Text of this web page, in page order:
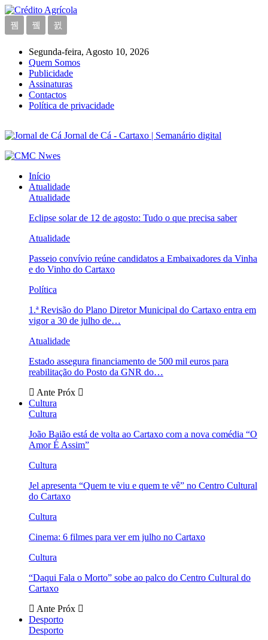
Segunda-feira, Agosto 10, 2026
Quem Somos
Publicidade
Assinaturas
Contactos
Política de privacidade
Jornal de Cá - Cartaxo | Semanário digital
Início
Atualidade
Atualidade
Eclipse solar de 12 de agosto: Tudo o que precisa saber
Atualidade
Passeio convívio reúne candidatos a Embaixadores da Vinha
e do Vinho do Cartaxo
Política
1.ª Revisão do Plano Diretor Municipal do Cartaxo entra em
vigor a 30 de julho de…
Atualidade
Estado assegura financiamento de 500 mil euros para
reabilitação do Posto da GNR do…
Ante Próx
Cultura
Cultura
João Baião está de volta ao Cartaxo com a nova comédia “O
Amor É Assim”
Cultura
Jel apresenta “Quem te viu e quem te vê” no Centro Cultural
do Cartaxo
Cultura
Cinema: 6 filmes para ver em julho no Cartaxo
Cultura
“Daqui Fala o Morto” sobe ao palco do Centro Cultural do
Cartaxo
Ante Próx
Desporto
Desporto